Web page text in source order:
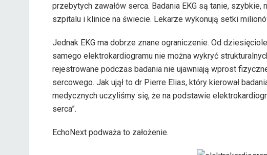
przebytych zawałów serca. Badania EKG są tanie,
szpitalu i klinice na świecie. Lekarze wykonują setki
Jednak EKG ma dobrze znane ograniczenie. Od
samego elektrokardiogramu nie można wykryć
rejestrowane podczas badania nie ujawniają wprost
sercowego. Jak ujął to dr Pierre Elias, który kierował
medycznych uczyliśmy się, że na podstawie
serca”.
EchoNext podważa to założenie.